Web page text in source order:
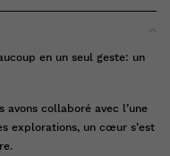
en un seul geste: un
avons collaboré avec l’une
explorations, un cœur s’est